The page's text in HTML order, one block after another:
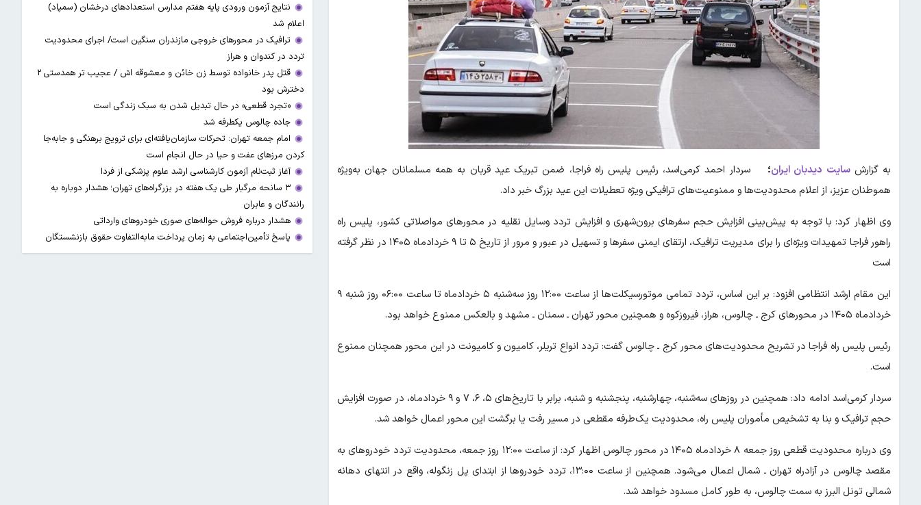
به گزارش سایت دیدبان ایران؛ سردار احمد کرمی‌اسد، رئیس پلیس راه فراجا، ضمن تبریک عید قربان به همه مسلمانان جهان به‌ویژه
هموطنان عزیز، از اعلام محدودیت‌ها و ممنوعیت‌های ترافیکی ویژه تعطیلات این عید بزرگ خبر داد.
وی اظهار کرد: با توجه به پیش‌بینی افزایش حجم سفرهای برون‌شهری و افزایش تردد وسایل نقلیه در محورهای مواصلاتی کشور، پلیس راه
راهور فراجا تمهیدات ویژه‌ای را برای مدیریت ترافیک، ارتقای ایمنی سفرها و تسهیل در عبور و مرور از تاریخ ۵ تا ۹ خردادماه ۱۴۰۵ در نظر گرفته
است
این مقام ارشد انتظامی افزود: بر این اساس، تردد تمامی موتورسیکلت‌ها از ساعت ۱۲:۰۰ روز سه‌شنبه ۵ خردادماه تا ساعت ۰۶:۰۰ روز شنبه ۹
خردادماه ۱۴۰۵ در محورهای کرج ـ چالوس، هراز، فیروزکوه و همچنین محور تهران ـ سمنان ـ مشهد و بالعکس ممنوع خواهد بود.
رئیس پلیس راه فراجا در تشریح محدودیت‌های محور کرج ـ چالوس گفت: تردد انواع تریلر، کامیون و کامیونت در این محور همچنان ممنوع
است.
سردار کرمی‌اسد ادامه داد: همچنین در روزهای سه‌شنبه، چهارشنبه، پنجشنبه و شنبه، برابر با تاریخ‌های ۵، ۶، ۷ و ۹ خردادماه، در صورت افزایش
حجم ترافیک و بنا به تشخیص مأموران پلیس راه، محدودیت یک‌طرفه مقطعی در مسیر رفت یا برگشت این محور اعمال خواهد شد.
وی درباره محدودیت قطعی روز جمعه ۸ خردادماه ۱۴۰۵ در محور چالوس اظهار کرد: از ساعت ۱۲:۰۰ روز جمعه، محدودیت تردد خودروهای به
مقصد چالوس در آزادراه تهران ـ شمال اعمال می‌شود. همچنین از ساعت ۱۳:۰۰، تردد خودروها از ابتدای پل زنگوله، واقع در انتهای دهانه
شمالی تونل البرز به سمت چالوس، به طور کامل مسدود خواهد شد.
نتایج آزمون ورودی پایه هفتم مدارس استعدادهای درخشان (سمپاد)
اعلام شد
ترافیک در محورهای خروجی مازندران سنگین است/ اجرای محدودیت
تردد در کندوان و هراز
قتل پدر خانواده توسط زن خائن و معشوقه اش / عجیب تر همدستی ۲
دخترش بود
«تجرد قطعی» در حال تبدیل شدن به سبک زندگی است
جاده چالوس یکطرفه شد
امام جمعه تهران: تحرکات سازمان‌یافته‌ای برای ترویج برهنگی و جابه‌جا
کردن مرزهای عفت و حیا در حال انجام است
آغاز ثبت‌نام‌ آزمون کارشناسی ارشد علوم پزشکی از فردا
۳ سانحه مرگبار طی یک هفته در بزرگراه‌های تهران؛ هشدار دوباره به
رانندگان و عابران
هشدار درباره فروش حواله‌های صوری خودروهای وارداتی
پاسخ تأمین‌اجتماعی به زمان پرداخت مابه‌التفاوت حقوق بازنشستگان